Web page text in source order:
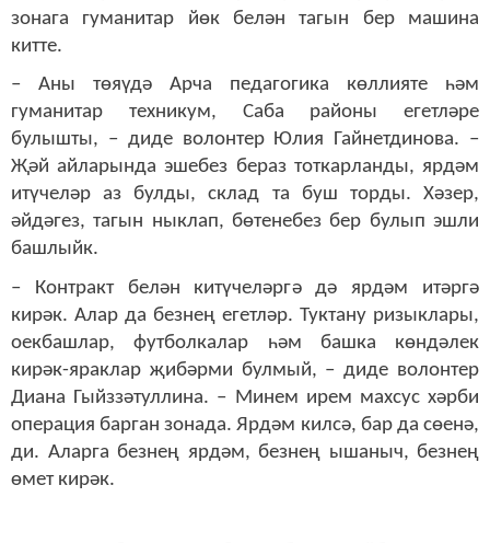
зонага гуманитар йөк белән тагын бер машина
китте.
– Аны төяүдә Арча педагогика көллияте һәм
гуманитар техникум, Саба районы егетләре
булышты, – диде волонтер Юлия Гайнетдинова. –
Җәй айларында эшебез бераз тоткарланды, ярдәм
итүчеләр аз булды, склад та буш торды. Хәзер,
әйдәгез, тагын ныклап, бөтенебез бер булып эшли
башлыйк.
– Контракт белән китүчеләргә дә ярдәм итәргә
кирәк. Алар да безнең егетләр. Туктану ризыклары,
оекбашлар, футболкалар һәм башка көндәлек
кирәк-яраклар җибәрми булмый, – диде волонтер
Диана Гыйззәтуллина. – Минем ирем махсус хәрби
операция барган зонада. Ярдәм килсә, бар да сөенә,
ди. Аларга безнең ярдәм, безнең ышаныч, безнең
өмет кирәк.